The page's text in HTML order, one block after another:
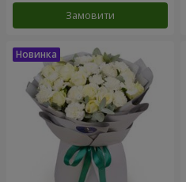
Замовити